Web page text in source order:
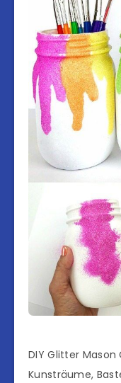
DIY Glitter Mason
Kunsträume,